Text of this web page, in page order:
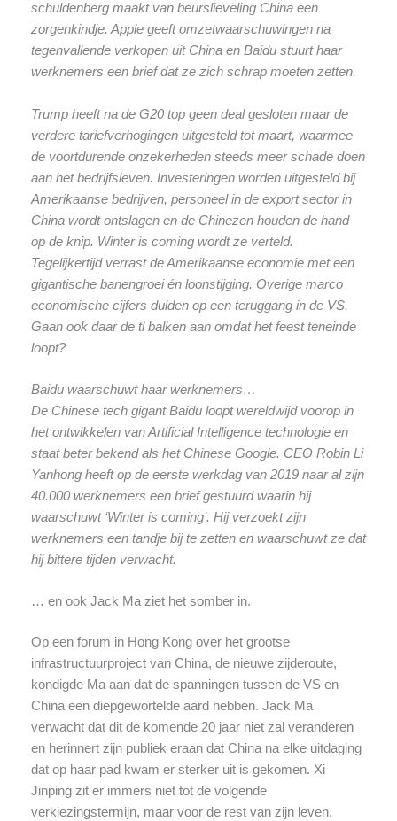
schuldenberg maakt van beurslieveling China een
zorgenkindje. Apple geeft omzetwaarschuwingen na
tegenvallende verkopen uit China en Baidu stuurt haar
werknemers een brief dat ze zich schrap moeten zetten.
Trump heeft na de G20 top geen deal gesloten maar de
verdere tariefverhogingen uitgesteld tot maart, waarmee
de voortdurende onzekerheden steeds meer schade doen
aan het bedrijfsleven. Investeringen worden uitgesteld bij
Amerikaanse bedrijven, personeel in de export sector in
China wordt ontslagen en de Chinezen houden de hand
op de knip. Winter is coming wordt ze verteld.
Tegelijkertijd verrast de Amerikaanse economie met een
gigantische banengroei én loonstijging. Overige marco
economische cijfers duiden op een teruggang in de VS.
Gaan ook daar de tl balken aan omdat het feest teneinde
loopt?
Baidu waarschuwt haar werknemers…
De Chinese tech gigant Baidu loopt wereldwijd voorop in
het ontwikkelen van Artificial Intelligence technologie en
staat beter bekend als het Chinese Google. CEO Robin Li
Yanhong heeft op de eerste werkdag van 2019 naar al zijn
40.000 werknemers een brief gestuurd waarin hij
waarschuwt ‘Winter is coming’. Hij verzoekt zijn
werknemers een tandje bij te zetten en waarschuwt ze dat
hij bittere tijden verwacht.
… en ook Jack Ma ziet het somber in.
Op een forum in Hong Kong over het grootse
infrastructuurproject van China, de nieuwe zijderoute,
kondigde Ma aan dat de spanningen tussen de VS en
China een diepgewortelde aard hebben. Jack Ma
verwacht dat dit de komende 20 jaar niet zal veranderen
en herinnert zijn publiek eraan dat China na elke uitdaging
dat op haar pad kwam er sterker uit is gekomen. Xi
Jinping zit er immers niet tot de volgende
verkiezingstermijn, maar voor de rest van zijn leven.